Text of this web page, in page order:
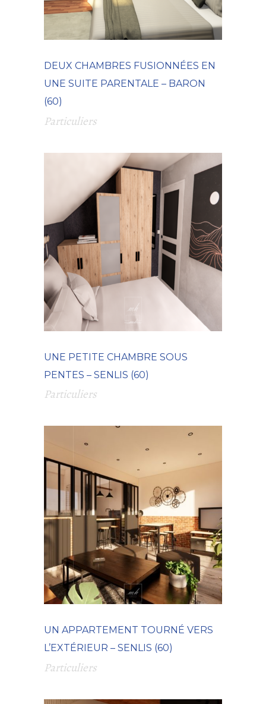
DEUX CHAMBRES FUSIONNÉES EN
UNE SUITE PARENTALE – BARON
(60)
Particuliers
UNE PETITE CHAMBRE SOUS
PENTES – SENLIS (60)
Particuliers
UN APPARTEMENT TOURNÉ VERS
L’EXTÉRIEUR – SENLIS (60)
Particuliers